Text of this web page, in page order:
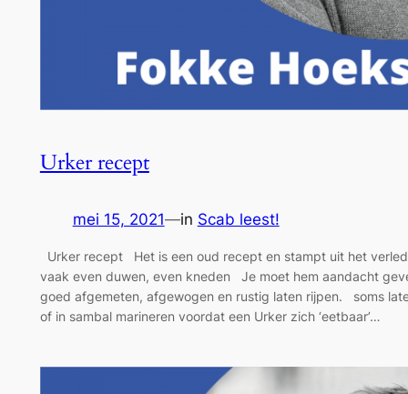
Urker recept
mei 15, 2021—in Scab leest!
Urker recept Het is een oud recept en stampt uit het
vaak even duwen, even kneden Je moet hem aandacht
goed afgemeten, afgewogen en rustig laten rijpen. soms
of in sambal marineren voordat een Urker zich ‘eetbaar’…